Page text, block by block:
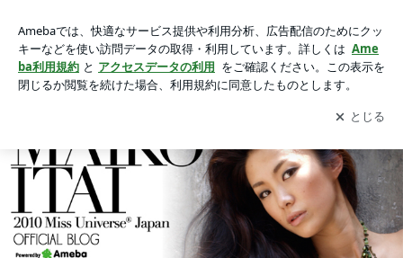
an」 Powered by Ameba
アプリをダウンロードして ブログの更新通知
を受け取りまし
ょう。
開く